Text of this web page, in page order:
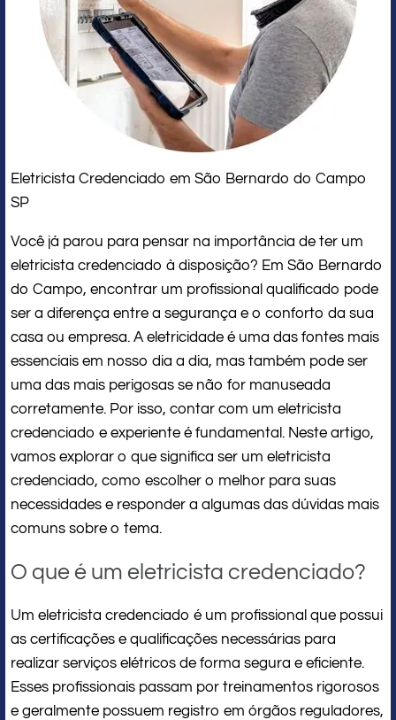
Eletricista Credenciado em São Bernardo do Campo
SP
Você já parou para pensar na importância de ter um
eletricista credenciado à disposição? Em São Bernardo
do Campo, encontrar um profissional qualificado pode
ser a diferença entre a segurança e o conforto da sua
casa ou empresa. A eletricidade é uma das fontes mais
essenciais em nosso dia a dia, mas também pode ser
uma das mais perigosas se não for manuseada
corretamente. Por isso, contar com um eletricista
credenciado e experiente é fundamental. Neste artigo,
vamos explorar o que significa ser um eletricista
credenciado, como escolher o melhor para suas
necessidades e responder a algumas das dúvidas mais
comuns sobre o tema.
O que é um eletricista credenciado?
Um eletricista credenciado é um profissional que possui
as certificações e qualificações necessárias para
realizar serviços elétricos de forma segura e eficiente.
Esses profissionais passam por treinamentos rigorosos
e geralmente possuem registro em órgãos reguladores,